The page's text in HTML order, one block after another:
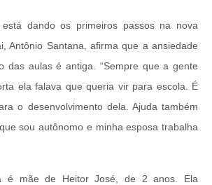
dando os primeiros passos na nova
Antônio Santana, afirma que a ansiedade
das aulas é antiga. “Sempre que a gente
ela falava que queria vir para escola. É
o desenvolvimento dela. Ajuda também
sou autônomo e minha esposa trabalha
é mãe de Heitor José, de 2 anos. Ela